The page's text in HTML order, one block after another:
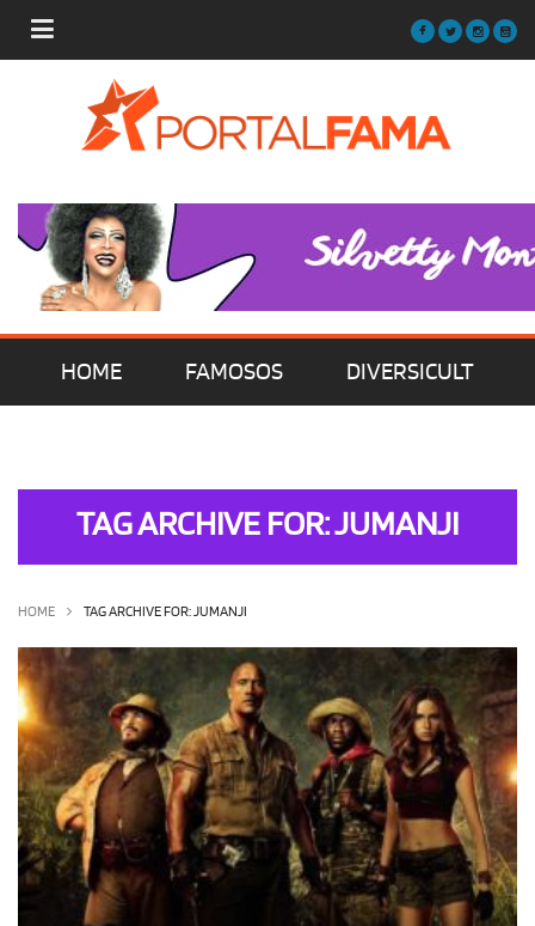
HOME FAMOSOS DIVERSICULT
OLHA ISSO! EU QUERO!
TAG ARCHIVE FOR: JUMANJI
HOME TAG ARCHIVE FOR: JUMANJI